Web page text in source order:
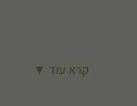
קרא עוד ▼